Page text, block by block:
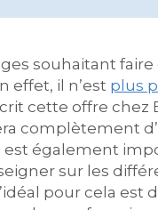
souhaitant
effet, il n’est plus
cette offre chez
complètement
est également
sur les
pour cela